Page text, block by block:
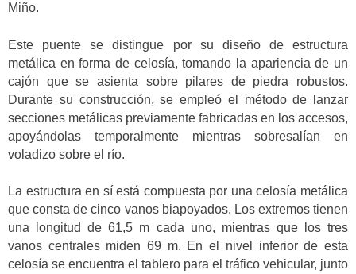
Miño.
Este puente se distingue por su diseño de estructura
metálica en forma de celosía, tomando la apariencia de un
cajón que se asienta sobre pilares de piedra robustos.
Durante su construcción, se empleó el método de lanzar
secciones metálicas previamente fabricadas en los accesos,
apoyándolas temporalmente mientras sobresalían en
voladizo sobre el río.
La estructura en sí está compuesta por una celosía metálica
que consta de cinco vanos biapoyados. Los extremos tienen
una longitud de 61,5 m cada uno, mientras que los tres
vanos centrales miden 69 m. En el nivel inferior de esta
celosía se encuentra el tablero para el tráfico vehicular, junto